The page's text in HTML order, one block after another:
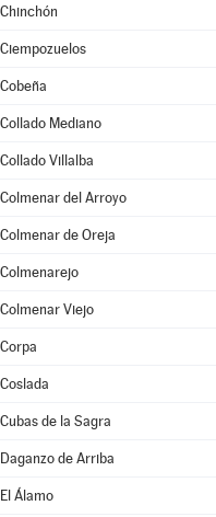
Chinchón
Ciempozuelos
Cobeña
Collado Mediano
Collado Villalba
Colmenar del Arroyo
Colmenar de Oreja
Colmenarejo
Colmenar Viejo
Corpa
Coslada
Cubas de la Sagra
Daganzo de Arriba
El Álamo